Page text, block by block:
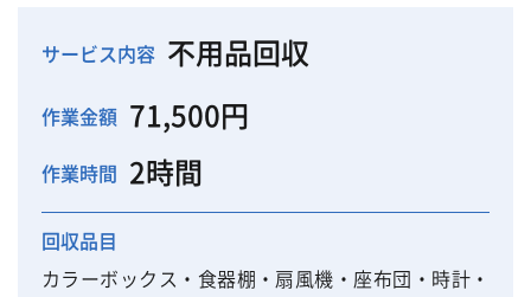
サービス内容 不用品回収
作業金額 71,500円
作業時間 2時間
回収品目
カラーボックス・食器棚・扇風機・座布団・時計・